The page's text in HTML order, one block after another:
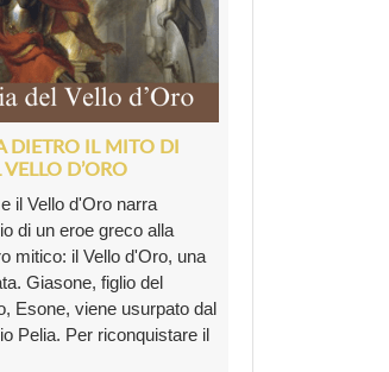
DIETRO IL MITO DI
D’ORO
il Vello d'Oro narra
di un eroe greco alla
mitico: il Vello d'Oro, una
Giasone, figlio del
Esone, viene usurpato dal
Pelia. Per riconquistare il